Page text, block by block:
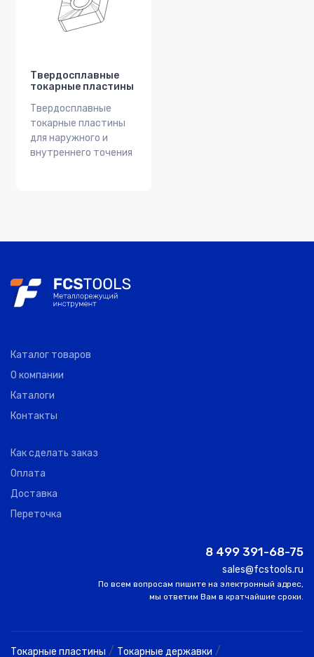
Твердосплавные
токарные пластины
Твердосплавные
токарные пластины
для наружного и
внутреннего точения
Каталог товаров
О компании
Каталоги
Контакты
Как сделать заказ
Оплата
Доставка
Переточка
8 499 391-68-75
sales@fcstools.ru
По всем вопросам пишите на электронный адрес,
мы ответим Вам в кратчайшие сроки.
Токарные пластины / Токарные державки /